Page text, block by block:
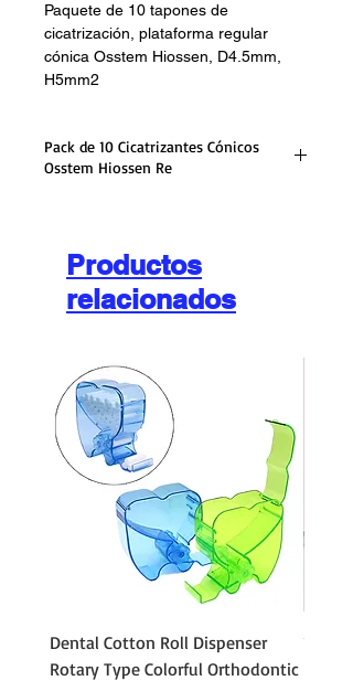
Paquete de 10 tapones de
cicatrización, plataforma regular
cónica Osstem Hiossen, D4.5mm,
H5mm2
Pack de 10 Cicatrizantes Cónicos
Osstem Hiossen Re
Plataforma normal
Conexión Cónica
Llave hexagonal de 1,2 mm
Compatibilidad Hiossen, Osstem
Productos
relacionados
Dental Cotton Roll Dispenser
Rotary Type Colorful Orthodontic